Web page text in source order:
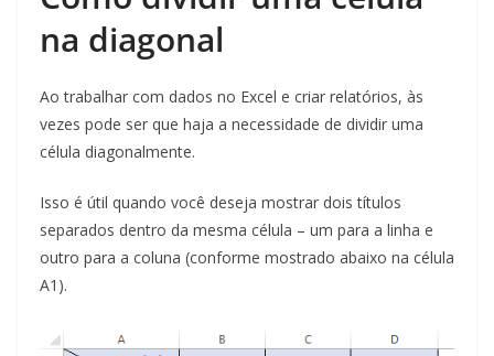
na diagonal
Ao trabalhar com dados no Excel e criar relatórios, às
vezes pode ser que haja a necessidade de dividir uma
célula diagonalmente.
Isso é útil quando você deseja mostrar dois títulos
separados dentro da mesma célula – um para a linha e
outro para a coluna (conforme mostrado abaixo na célula
A1).